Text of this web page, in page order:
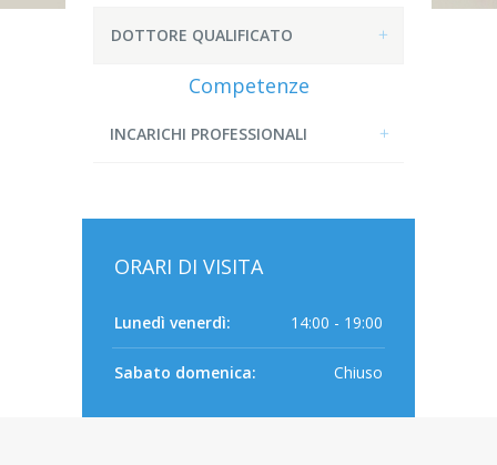
DOTTORE QUALIFICATO
Competenze
INCARICHI PROFESSIONALI
ORARI DI VISITA
Lunedì venerdì: 14:00 - 19:00
Sabato domenica: Chiuso